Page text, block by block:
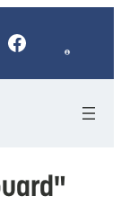
Facebook